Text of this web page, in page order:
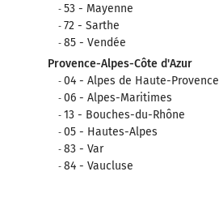
53 - Mayenne
72 - Sarthe
85 - Vendée
Provence-Alpes-Côte d'Azur
04 - Alpes de Haute-Provence
06 - Alpes-Maritimes
13 - Bouches-du-Rhône
05 - Hautes-Alpes
83 - Var
84 - Vaucluse